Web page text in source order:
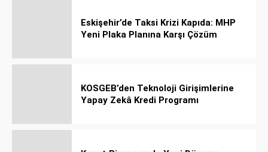
Eskişehir’de Taksi Krizi Kapıda: MHP
Yeni Plaka Planına Karşı Çözüm
KOSGEB’den Teknoloji Girişimlerine
Yapay Zekâ Kredi Programı